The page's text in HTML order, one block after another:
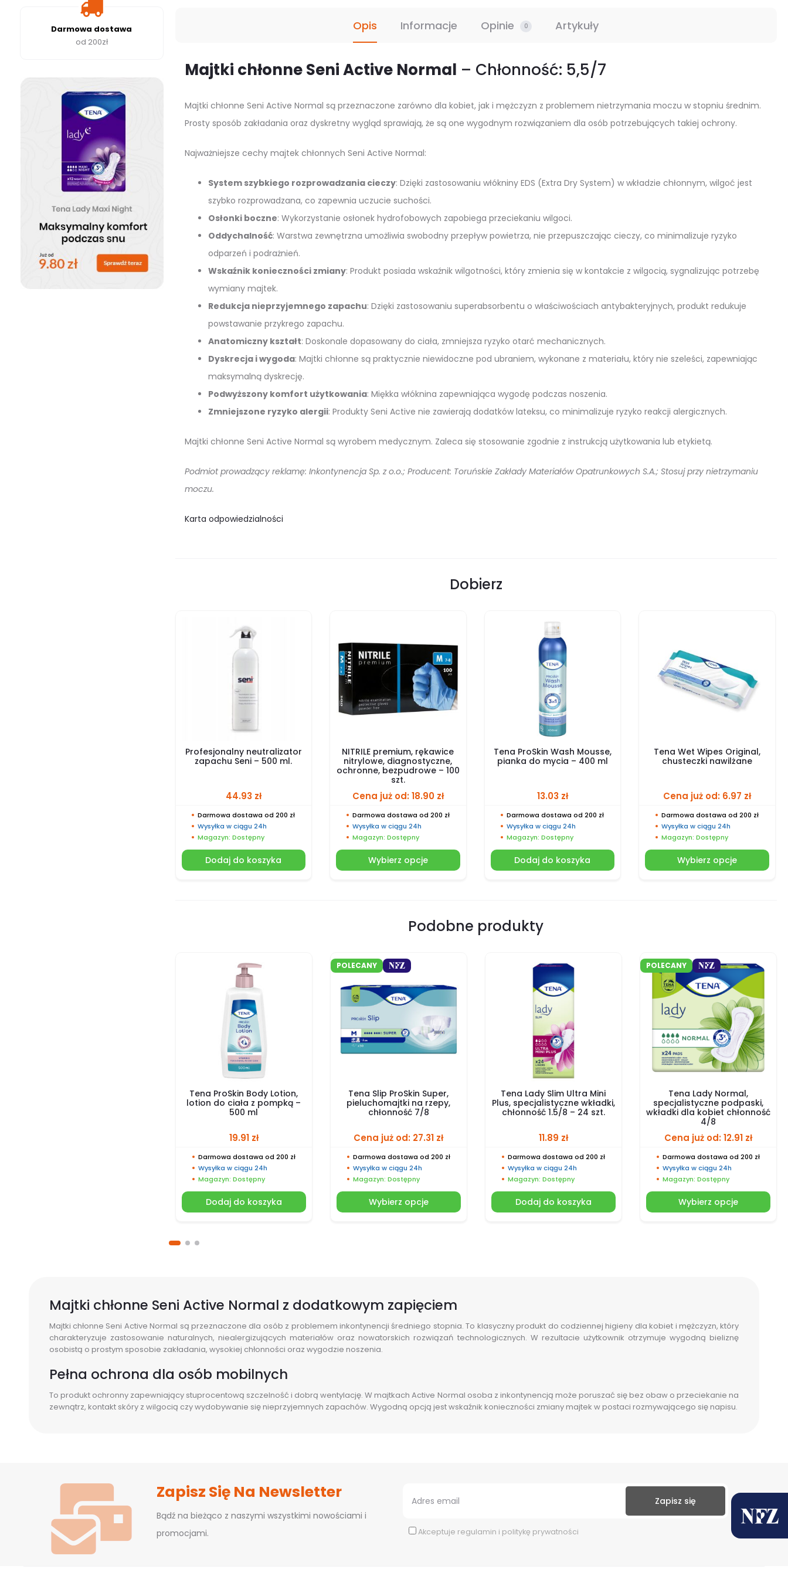
bielizna
30szt
Opis Informacje Opinie 0 Artykuły
Majtki chłonne Seni Active Normal – Chłonność: 5,5/7
Majtki chłonne Seni Active Normal są przeznaczone zarówno dla kobiet, jak i mężczyzn z problemem nietrzymania moczu w stopniu średnim.
Prosty sposób zakładania oraz dyskretny wygląd sprawiają, że są one wygodnym rozwiązaniem dla osób potrzebujących takiej ochrony.
Najważniejsze cechy majtek chłonnych Seni Active Normal:
System szybkiego rozprowadzania cieczy: Dzięki zastosowaniu włókniny EDS (Extra Dry System) w wkładzie chłonnym, wilgoć jest
szybko rozprowadzana, co zapewnia uczucie suchości.
Osłonki boczne: Wykorzystanie osłonek hydrofobowych zapobiega przeciekaniu wilgoci.
Oddychalność: Warstwa zewnętrzna umożliwia swobodny przepływ powietrza, nie przepuszczając cieczy, co minimalizuje ryzyko
odparzeń i podrażnień.
Wskaźnik konieczności zmiany: Produkt posiada wskaźnik wilgotności, który zmienia się w kontakcie z wilgocią, sygnalizując potrzebę
wymiany majtek.
Redukcja nieprzyjemnego zapachu: Dzięki zastosowaniu superabsorbentu o właściwościach antybakteryjnych, produkt redukuje
powstawanie przykrego zapachu.
Anatomiczny kształt: Doskonale dopasowany do ciała, zmniejsza ryzyko otarć mechanicznych.
Dyskrecja i wygoda: Majtki chłonne są praktycznie niewidoczne pod ubraniem, wykonane z materiału, który nie szeleści, zapewniając
maksymalną dyskrecję.
Podwyższony komfort użytkowania: Miękka włóknina zapewniająca wygodę podczas noszenia.
Zmniejszone ryzyko alergii: Produkty Seni Active nie zawierają dodatków lateksu, co minimalizuje ryzyko reakcji alergicznych.
Majtki chłonne Seni Active Normal są wyrobem medycznym. Zaleca się stosowanie zgodnie z instrukcją użytkowania lub etykietą.
Podmiot prowadzący reklamę: Inkontynencja Sp. z o.o.; Producent: Toruńskie Zakłady Materiałów Opatrunkowych S.A.; Stosuj przy nietrzymaniu
moczu.
Karta odpowiedzialności
Dobierz
Profesjonalny neutralizator
zapachu Seni – 500 ml.
44.93 zł
Darmowa dostawa od 200 zł
Wysyłka w ciągu 24h
Magazyn: Dostępny
Dodaj do koszyka
NITRILE premium, rękawice
nitrylowe, diagnostyczne,
ochronne, bezpudrowe – 100
szt.
Cena już od:18.90 zł
Darmowa dostawa od 200 zł
Wysyłka w ciągu 24h
Magazyn: Dostępny
Wybierz opcje
Tena ProSkin Wash Mousse,
pianka do mycia – 400 ml
13.03 zł
Darmowa dostawa od 200 zł
Wysyłka w ciągu 24h
Magazyn: Dostępny
Dodaj do koszyka
Tena Wet Wipes Original,
chusteczki nawilżane
Cena już od: 6.97 zł
Darmowa dostawa od 200 zł
Wysyłka w ciągu 24h
Magazyn: Dostępny
Wybierz opcje
Podobne produkty
Tena ProSkin Body Lotion,
lotion do ciała z pompką –
500 ml
19.91 zł
Darmowa dostawa od 200 zł
Wysyłka w ciągu 24h
Magazyn: Dostępny
Dodaj do koszyka
POLECANY
Tena Slip ProSkin Super,
pieluchomajtki na rzepy,
chłonność 7/8
Cena już od: 27.31 zł
Darmowa dostawa od 200 zł
Wysyłka w ciągu 24h
Magazyn: Dostępny
Wybierz opcje
Tena Lady Slim Ultra Mini
Plus, specjalistyczne wkładki,
chłonność 1.5/8 – 24 szt.
11.89 zł
Darmowa dostawa od 200 zł
Wysyłka w ciągu 24h
Magazyn: Dostępny
Dodaj do koszyka
POLECANY
Tena Lady Normal,
specjalistyczne podpaski,
wkładki dla kobiet chłonność
4/8
Cena już od:12.91 zł
Darmowa dostawa od 200 zł
Wysyłka w ciągu 24h
Magazyn: Dostępny
Wybierz opcje
Darmowa dostawa
od 200zł
Majtki chłonne Seni Active Normal z dodatkowym zapięciem
Majtki chłonne Seni Active Normal są przeznaczone dla osób z problemem inkontynencji średniego stopnia. To klasyczny produkt do codziennej higieny dla kobiet i mężczyzn, który
charakteryzuje zastosowanie naturalnych, niealergizujących materiałów oraz nowatorskich rozwiązań technologicznych. W rezultacie użytkownik otrzymuje wygodną bieliznę
osobistą o prostym sposobie zakładania, wysokiej chłonności oraz wygodzie noszenia.
Pełna ochrona dla osób mobilnych
To produkt ochronny zapewniający stuprocentową szczelność i dobrą wentylację. W majtkach Active Normal osoba z inkontynencją może poruszać się bez obaw o przeciekanie na
zewnątrz, kontakt skóry z wilgocią czy wydobywanie się nieprzyjemnych zapachów. Wygodną opcją jest wskaźnik konieczności zmiany majtek w postaci rozmywającego się napisu.
Zapisz Się Na Newsletter
Bądź na bieżąco z naszymi wszystkimi nowościami i
promocjami.
Akceptuje regulamin i politykę prywatności